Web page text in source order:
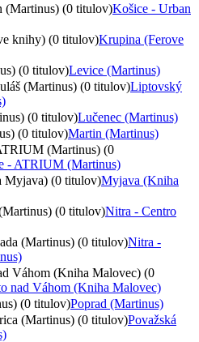
(Martinus) (0 titulov)Košice - Urban
knihy) (0 titulov)Krupina (Ferove
(0 titulov)Levice (Martinus)
(Martinus) (0 titulov)Liptovský
(0 titulov)Lučenec (Martinus)
(0 titulov)Martin (Martinus)
(Martinus) (0
- ATRIUM (Martinus)
Myjava) (0 titulov)Myjava (Kniha
(0 titulov)Nitra - Centro
(Martinus) (0 titulov)Nitra -
Váhom (Kniha Malovec) (0
nad Váhom (Kniha Malovec)
(0 titulov)Poprad (Martinus)
(Martinus) (0 titulov)Považská